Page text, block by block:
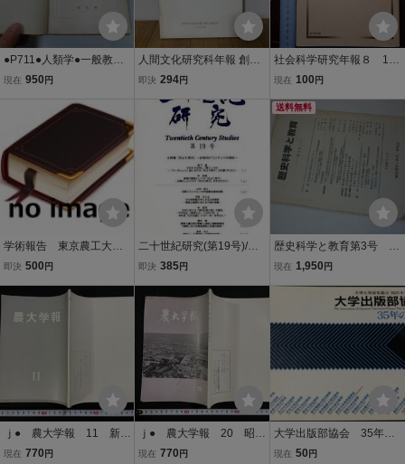
●P711●人類学●一般教育
叢書●杉浦健一●同文館S2
境人種民族進化行動生活
方式文化●即決
現在 950 円
人間文化研究科年報 創刊
号 奈良女子大学大学院人
即決 294円
社会科学研究年報８ 198
4年版 1985年 合同出
現在 100 円
学術報告 東京農工大学
農学部 第２３号
即決 500 円
二十世紀研究(第19号)/二
十世紀研究編集委員会(編
即決 385円
送料無料
歴史科学と教育第3号 往
還河岸の歴史的性格につ
現在 1,950 円
ｊ● 農大学報 11 新春
に寄せて 子年のここ
現在 770 円
ｊ● 農大学報 20 昭和
三十七年七月 東京農業
現在 770 円
大学出版部協会 35年の
歩み／大学出版部協会／1
現在 50 円